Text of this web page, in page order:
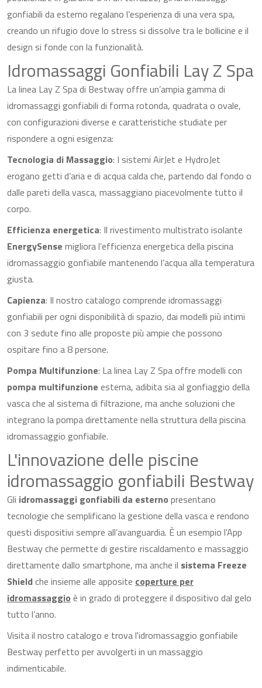
gonfiabili da esterno regalano l’esperienza di una vera spa,
creando un rifugio dove lo stress si dissolve tra le bollicine e il
design si fonde con la funzionalità.
Idromassaggi Gonfiabili Lay Z Spa
La linea Lay Z Spa di Bestway offre un’ampia gamma di
idromassaggi gonfiabili di forma rotonda, quadrata o ovale,
con configurazioni diverse e caratteristiche studiate per
rispondere a ogni esigenza:
Tecnologia di Massaggio: I sistemi AirJet e HydroJet
erogano getti d’aria e di acqua calda che, partendo dal fondo o
dalle pareti della vasca, massaggiano piacevolmente tutto il
corpo.
Efficienza energetica: Il rivestimento multistrato isolante
EnergySense migliora l’efficienza energetica della piscina
idromassaggio gonfiabile mantenendo l’acqua alla temperatura
giusta.
Capienza: Il nostro catalogo comprende idromassaggi
gonfiabili per ogni disponibilità di spazio, dai modelli più intimi
con 3 sedute fino alle proposte più ampie che possono
ospitare fino a 8 persone.
Pompa Multifunzione: La linea Lay Z Spa offre modelli con
pompa multifunzione esterna, adibita sia al gonfiaggio della
vasca che al sistema di filtrazione, ma anche soluzioni che
integrano la pompa direttamente nella struttura della piscina
idromassaggio gonfiabile.
L'innovazione delle piscine
idromassaggio gonfiabili Bestway
Gli idromassaggi gonfiabili da esterno presentano
tecnologie che semplificano la gestione della vasca e rendono
questi dispositivi sempre all’avanguardia. È un esempio l'App
Bestway che permette di gestire riscaldamento e massaggio
direttamente dallo smartphone, ma anche il sistema Freeze
Shieldche insieme alle apposite coperture per
idromassaggio è in grado di proteggere il dispositivo dal gelo
tutto l’anno.
Visita il nostro catalogo e trova l'idromassaggio gonfiabile
Bestway perfetto per avvolgerti in un massaggio
indimenticabile.